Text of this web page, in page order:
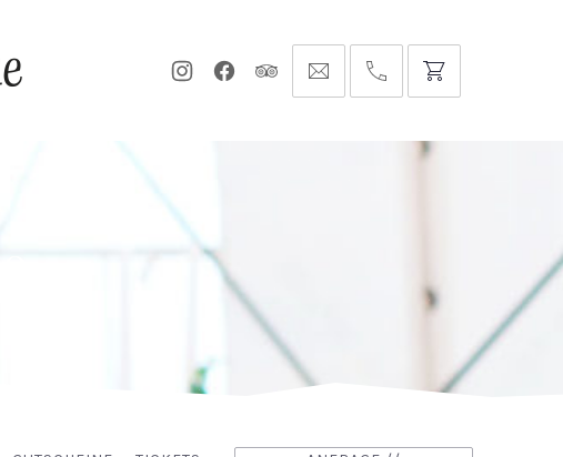
NeuesNeuesNeues info@hofgut-0049747196019210